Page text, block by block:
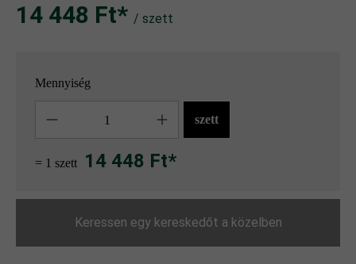
14 448 Ft‎‎‎* / szett
Mennyiség
szett
= 1 szett 14 448 Ft*
Keressen egy kereskedőt a közelben